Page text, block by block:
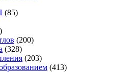
(85)
(200)
(328)
(203)
(413)